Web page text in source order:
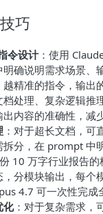
巧
令设计：使用
确说明需求场景、
精准的指令，输出
处理、复杂逻辑推
内容的准确性，减
：对于超长文档，可
拆分，在 prompt 中
10 万字行业报告
，分模块输出，每个
4.7 可一次性完成
化：对于复杂需求，